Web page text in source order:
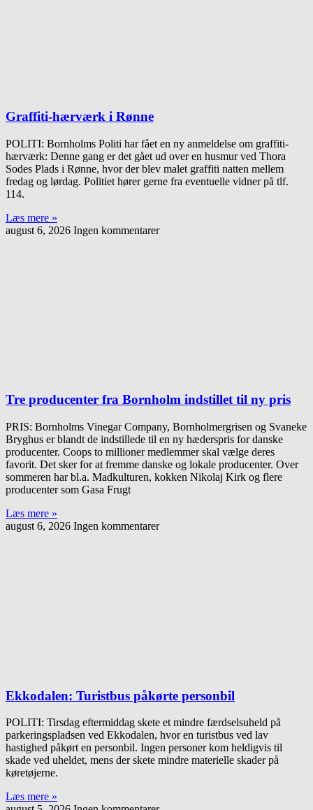
Graffiti-hærværk i Rønne
POLITI: Bornholms Politi har fået en ny anmeldelse om graffiti-
hærværk: Denne gang er det gået ud over en husmur ved Thora
Sodes Plads i Rønne, hvor der blev malet graffiti natten mellem
fredag og lørdag. Politiet hører gerne fra eventuelle vidner på tlf.
114.
Læs mere »
august 6, 2026 Ingen kommentarer
Tre producenter fra Bornholm indstillet til ny pris
PRIS: Bornholms Vinegar Company, Bornholmergrisen og Svaneke
Bryghus er blandt de indstillede til en ny hæderspris for danske
producenter. Coops to millioner medlemmer skal vælge deres
favorit. Det sker for at fremme danske og lokale producenter. Over
sommeren har bl.a. Madkulturen, kokken Nikolaj Kirk og flere
producenter som Gasa Frugt
Læs mere »
august 6, 2026 Ingen kommentarer
Ekkodalen: Turistbus påkørte personbil
POLITI: Tirsdag eftermiddag skete et mindre færdselsuheld på
parkeringspladsen ved Ekkodalen, hvor en turistbus ved lav
hastighed påkørt en personbil. Ingen personer kom heldigvis til
skade ved uheldet, mens der skete mindre materielle skader på
køretøjerne.
Læs mere »